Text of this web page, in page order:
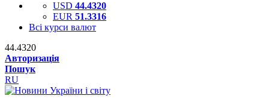
USD 44.4320
EUR 51.3316
Всі курси валют
44.4320
Авторизація
Пошук
RU